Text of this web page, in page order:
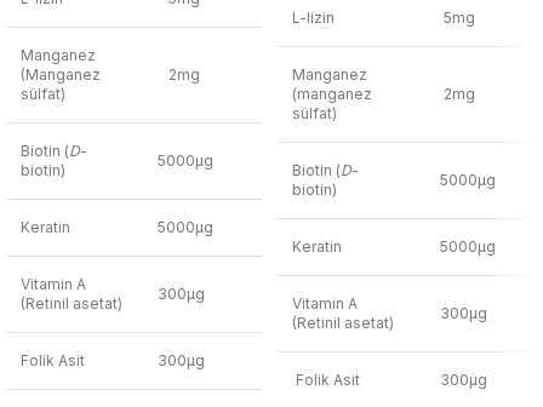
Manganez
(Manganez
sülfat)
2mg
Biotin (D-
biotin)
5000µg
Keratin 5000µg
Vitamin A
(Retinil asetat)
300µg
Folik Asit 300µg
L-lizin 5mg
Manganez
(manganez
sülfat)
2mg
Biotin (D-
biotin)
5000µg
Keratin 5000µg
Vitamin A
(Retinil asetat)
300µg
Folik Asit 300µg